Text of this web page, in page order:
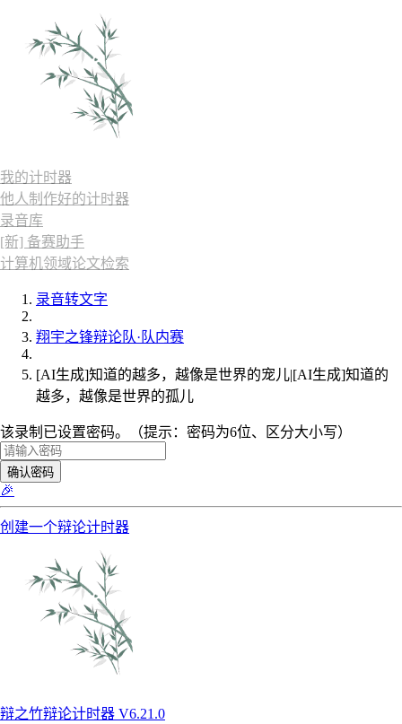
我的计时器
他人制作好的计时器
录音库
[新] 备赛助手
计算机领域论文检索
录音转文字
翔宇之锋辩论队·队内赛
[AI生成]知道的越多，越像是世界的宠儿|[AI生成]知道的
越多，越像是世界的孤儿
该录制已设置密码。（提示：密码为6位、区分大小写）
确认密码
🎉
创建一个辩论计时器
辩之竹辩论计时器 V6.21.0